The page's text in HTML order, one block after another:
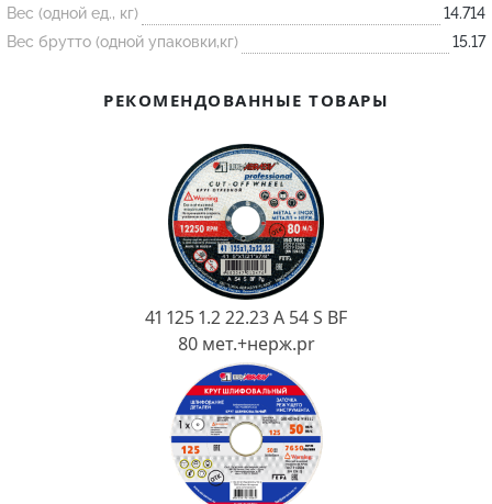
Лодочка
Контакт
Огнеупорная SiC смесь
Вес (одной ед., кг)
14.714
Вес брутто (одной упаковки,кг)
15.17
РЕКОМЕНДОВАННЫЕ ТОВАРЫ
41 125 1.2 22.23 A 54 S BF
80 мет.+нерж.pr